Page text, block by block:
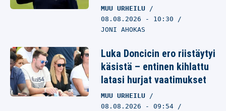
MUU URHEILU
08.08.2026 - 10:30
JONI AHOKAS
Luka Doncicin ero riistäytyi
käsistä – entinen kihlattu
latasi hurjat vaatimukset
MUU URHEILU
08.08.2026 - 09:54